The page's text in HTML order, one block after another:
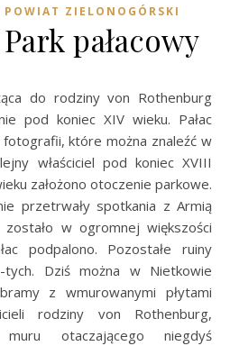
POWIAT ZIELONOGÓRSKI
pałacowy
pod koniec XIV wieku. Pałac
które można znaleźć w
właściciel pod koniec XVIII
założono otoczenie parkowe.
przetrwały spotkania z Armią
zostało w ogromnej większości
podpalono. Pozostałe ruiny
Dziś można w Nietkowie
z wmurowanymi płytami
rodziny von Rothenburg,
otaczającego niegdyś